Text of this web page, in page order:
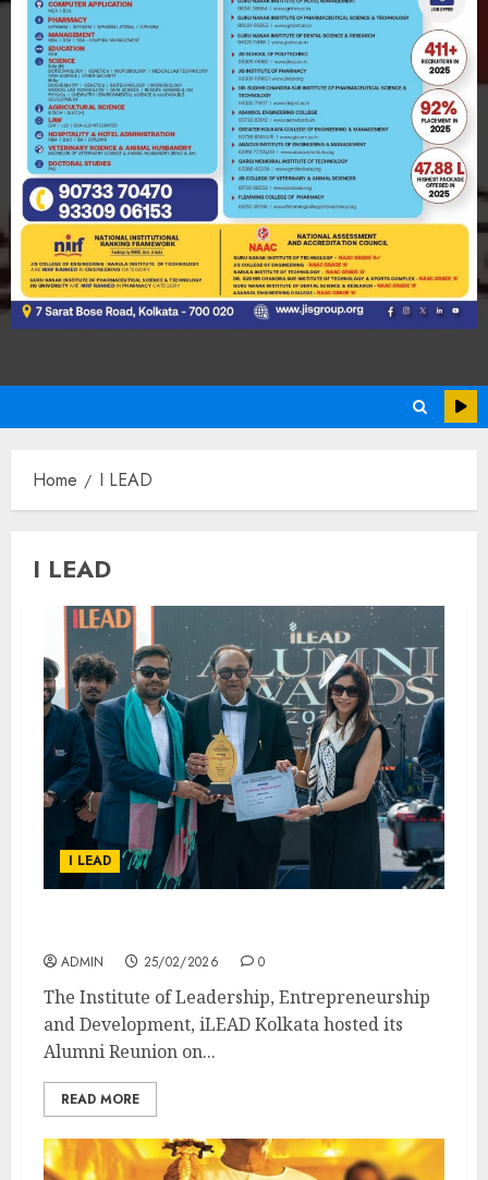
Home I LEAD
I LEAD
I LEAD
ADMIN 25/02/2026 0
The Institute of Leadership, Entrepreneurship
and Development, iLEAD Kolkata hosted its
Alumni Reunion on...
READ MORE